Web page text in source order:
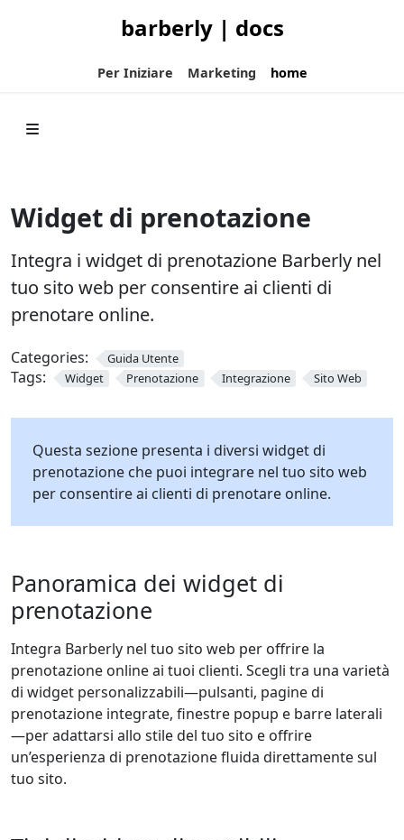
barberly | docs
Per Iniziare Marketing home
Widget di prenotazione
Integra i widget di prenotazione Barberly nel
tuo sito web per consentire ai clienti di
prenotare online.
Categories: Guida Utente
Tags: Widget Prenotazione Integrazione Sito Web
Questa sezione presenta i diversi widget di
prenotazione che puoi integrare nel tuo sito web
per consentire ai clienti di prenotare online.
Panoramica dei widget di
prenotazione
Integra Barberly nel tuo sito web per offrire la
prenotazione online ai tuoi clienti. Scegli tra una varietà
di widget personalizzabili—pulsanti, pagine di
prenotazione integrate, finestre popup e barre laterali
—per adattarsi allo stile del tuo sito e offrire
un’esperienza di prenotazione fluida direttamente sul
tuo sito.